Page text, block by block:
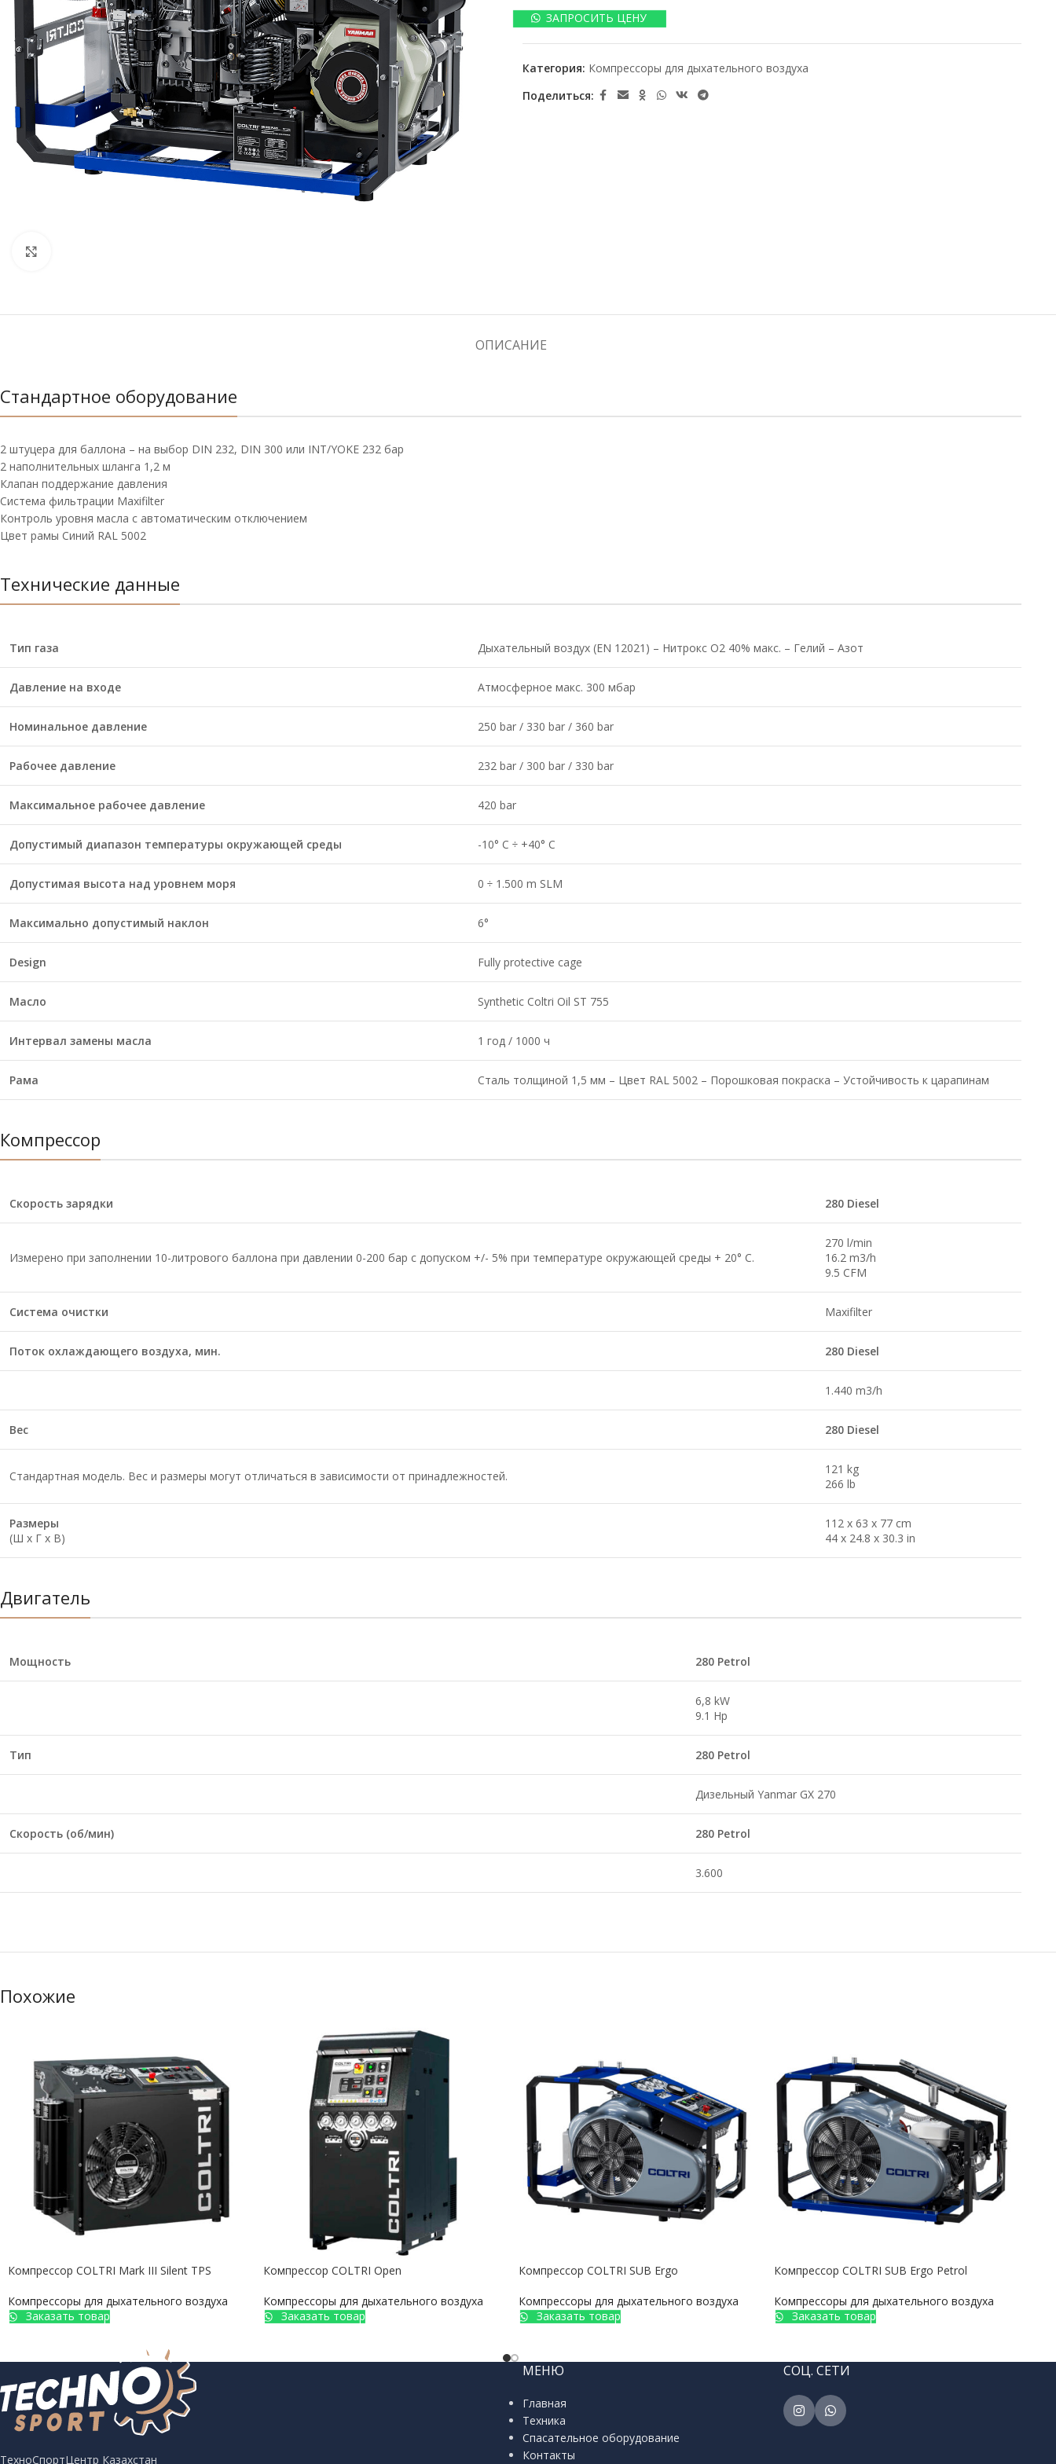
ЗАПРОСИТЬ ЦЕНУ
Категория: Компрессоры для дыхательного воздуха
Поделиться:
ОПИСАНИЕ
Стандартное оборудование
2 штуцера для баллона – на выбор DIN 232, DIN 300 или INT/YOKE 232 бар
2 наполнительных шланга 1,2 м
Клапан поддержание давления
Система фильтрации Maxifilter
Контроль уровня масла с автоматическим отключением
Цвет рамы Синий RAL 5002
Технические данные
Тип газа Дыхательный воздух (EN 12021) – Нитрокс О2 40% макс. – Гелий – Азот
Давление на входе Атмосферное макс. 300 мбар
Номинальное давление 250 bar / 330 bar / 360 bar
Рабочее давление 232 bar / 300 bar / 330 bar
Максимальное рабочее давление 420 bar
Допустимый диапазон температуры окружающей среды -10° C ÷ +40° C
Допустимая высота над уровнем моря 0 ÷ 1.500 m SLM
Максимально допустимый наклон 6°
Design Fully protective cage
Масло Synthetic Coltri Oil ST 755
Интервал замены масла 1 год / 1000 ч
Рама Сталь толщиной 1,5 мм – Цвет RAL 5002 – Порошковая покраска – Устойчивость к царапинам
Компрессор
Скорость зарядки 280 Diesel
Измерено при заполнении 10-литрового баллона при давлении 0-200 бар с допуском +/- 5% при температуре окружающей среды + 20° C.
270 l/min
16.2 m3/h
9.5 CFM
Система очистки Maxifilter
Поток охлаждающего воздуха, мин. 280 Diesel
1.440 m3/h
Вес 280 Diesel
Стандартная модель. Вес и размеры могут отличаться в зависимости от принадлежностей.
121 kg
266 lb
Размеры
(Ш х Г х В)
112 x 63 x 77 cm
44 x 24.8 x 30.3 in
Двигатель
Мощность 280 Petrol
6,8 kW
9.1 Hp
Тип 280 Petrol
Дизельный Yanmar GX 270
Скорость (об/мин) 280 Petrol
3.600
Похожие
Компрессор COLTRI Mark III Silent TPS
Компрессоры для дыхательного воздуха
Заказать товар
Компрессор COLTRI Open
Компрессоры для дыхательного воздуха
Заказать товар
Компрессор COLTRI SUB Ergo
Компрессоры для дыхательного воздуха
Заказать товар
Компрессор COLTRI SUB Ergo Petrol
Компрессоры для дыхательного воздуха
Заказать товар
ТехноСпортЦентр Казахстан
МЕНЮ
Главная
Техника
Спасательное оборудование
Контакты
СОЦ. СЕТИ